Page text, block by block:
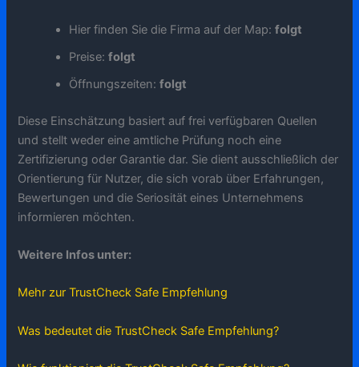
Hier finden Sie die Firma auf der Map:folgt
Preise:folgt
Öffnungszeiten:folgt
Diese Einschätzung basiert auf frei verfügbaren Quellen
und stellt weder eine amtliche Prüfung noch eine
Zertifizierung oder Garantie dar. Sie dient ausschließlich der
Orientierung für Nutzer, die sich vorab über Erfahrungen,
Bewertungen und die Seriosität eines Unternehmens
informieren möchten.
Weitere Infos unter:
Mehr zur TrustCheck Safe Empfehlung
Was bedeutet die TrustCheck Safe Empfehlung?